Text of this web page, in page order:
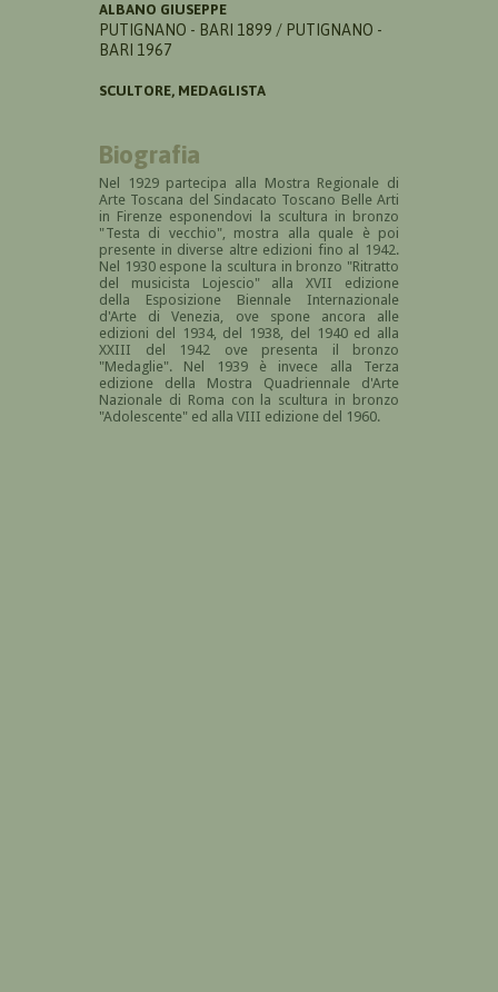
ALBANO GIUSEPPE
PUTIGNANO - BARI 1899 / PUTIGNANO -
BARI 1967
SCULTORE, MEDAGLISTA
Biografia
Nel 1929 partecipa alla Mostra Regionale di
Arte Toscana del Sindacato Toscano Belle Arti
in Firenze esponendovi la scultura in bronzo
"Testa di vecchio", mostra alla quale è poi
presente in diverse altre edizioni fino al 1942.
Nel 1930 espone la scultura in bronzo "Ritratto
del musicista Lojescio" alla XVII edizione
della Esposizione Biennale Internazionale
d'Arte di Venezia, ove spone ancora alle
edizioni del 1934, del 1938, del 1940 ed alla
XXIII del 1942 ove presenta il bronzo
"Medaglie". Nel 1939 è invece alla Terza
edizione della Mostra Quadriennale d'Arte
Nazionale di Roma con la scultura in bronzo
"Adolescente" ed alla VIII edizione del 1960.